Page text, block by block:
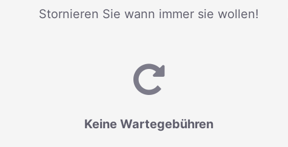
Stornieren Sie wann immer sie wollen!
Keine Wartegebühren